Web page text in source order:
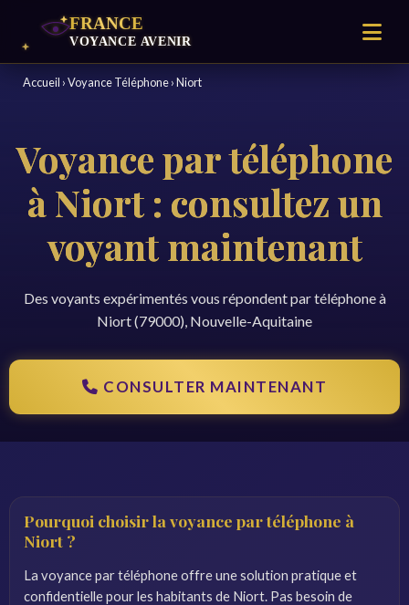
Accueil ›Voyance Téléphone›Niort
Voyance par téléphone
à Niort : consultez un
voyant maintenant
Des voyants expérimentés vous répondent par téléphone à
Niort (79000), Nouvelle-Aquitaine
CONSULTER MAINTENANT
Pourquoi choisir la voyance par téléphone à
Niort ?
La voyance par téléphone offre une solution pratique et
confidentielle pour les habitants de Niort. Pas besoin de